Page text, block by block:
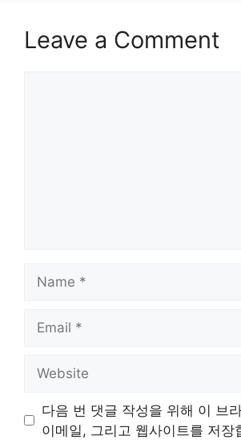
Leave a Comment
다음 번 댓글 작성을 위해 이 브
이메일, 그리고 웹사이트를 저장